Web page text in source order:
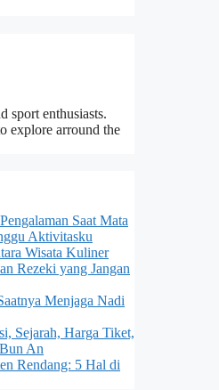
sport enthusiasts.
explore arround the
Saat Mata
Aktivitasku
Wisata Kuliner
Rezeki yang Jangan
Menjaga Nadi
Sejarah, Harga Tiket,
An
Rendang: 5 Hal di